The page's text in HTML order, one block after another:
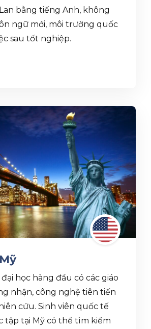
bằng tiếng Anh, không
ngữ mới, môi trường quốc
sau tốt nghiệp.
học hàng đầu có các giáo
nhận, công nghệ tiên tiến
cứu. Sinh viên quốc tế
tập tại Mỹ có thể tìm kiếm